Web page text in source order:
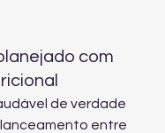
com
de verdade
entre